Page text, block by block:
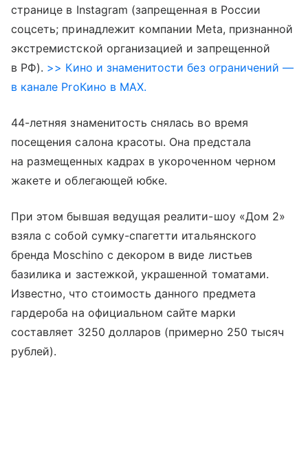
странице в Instagram (запрещенная в России
соцсеть; принадлежит компании Meta, признанной
экстремистской организацией и запрещенной
в РФ). >> Кино и знаменитости без ограничений —
в канале ProКино в MAX.
44-летняя знаменитость снялась во время
посещения салона красоты. Она предстала
на размещенных кадрах в укороченном черном
жакете и облегающей юбке.
При этом бывшая ведущая реалити-шоу «Дом 2»
взяла с собой сумку-спагетти итальянского
бренда Moschino с декором в виде листьев
базилика и застежкой, украшенной томатами.
Известно, что стоимость данного предмета
гардероба на официальном сайте марки
составляет 3250 долларов (примерно 250 тысяч
рублей).